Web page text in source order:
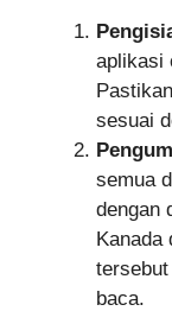
aplikasi
sesuai
semua
dengan
Kanada
baca.